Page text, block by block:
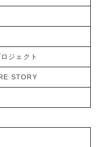
ジェクト
STORY